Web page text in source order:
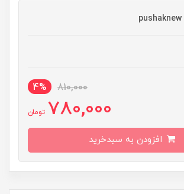
810,000
4%
780,000 تومان